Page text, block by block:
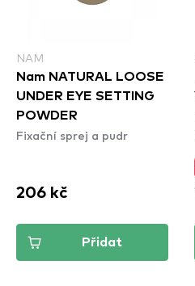
NAM
Nam NATURAL LOOSE
UNDER EYE SETTING
POWDER
Fixační sprej a pudr
206 kč
Přidat